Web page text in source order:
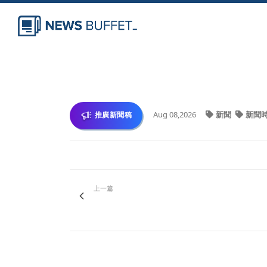
推廣新聞稿 Aug 08,2026 新聞 新聞
上一篇